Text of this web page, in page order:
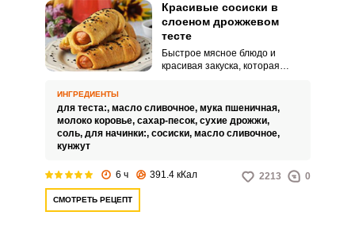
Красивые сосиски в
слоеном дрожжевом
тесте
Быстрое мясное блюдо и
красивая закуска, которая
горячем, так и охлажденном
виде.
ИНГРЕДИЕНТЫ
для теста:, масло сливочное, мука пшеничная,
молоко коровье, сахар-песок, сухие дрожжи,
соль, для начинки:, сосиски, масло сливочное,
кунжут
6 ч 391.4 кКал 2213 0
СМОТРЕТЬ РЕЦЕПТ